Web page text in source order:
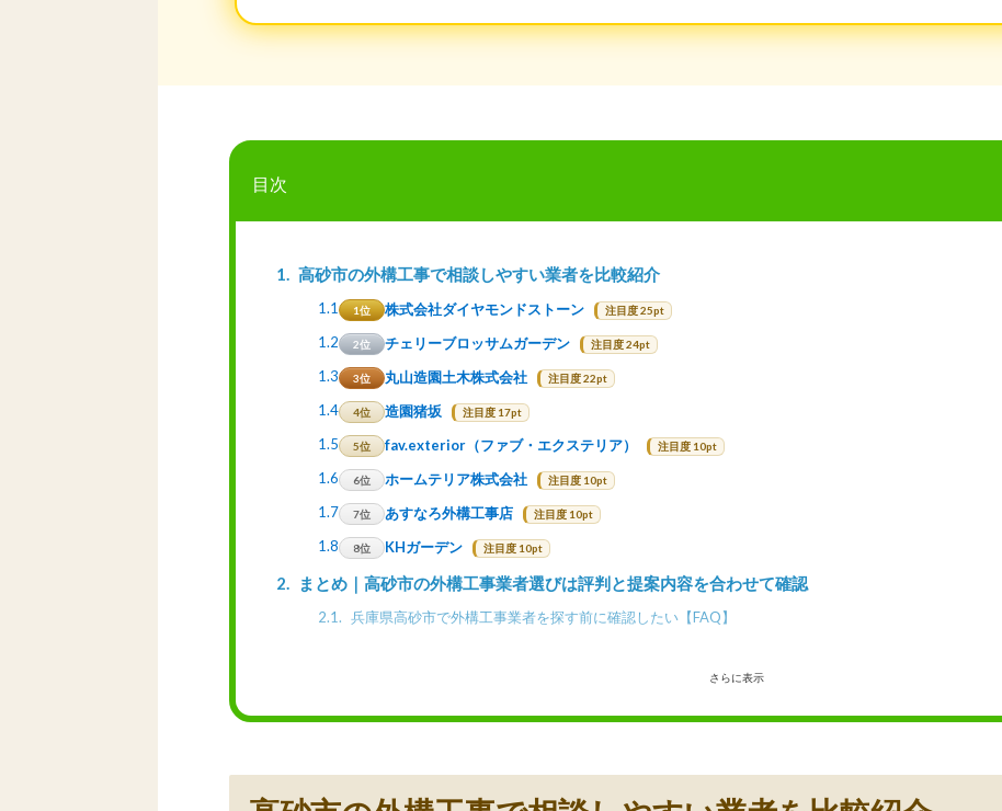
目次
1 高砂市の外構工事で相談しやすい業者を比較紹介
1.1 1位 株式会社ダイヤモンドストーン 注目度 25pt
1.2 2位 チェリーブロッサムガーデン 注目度 24pt
1.3 3位 丸山造園土木株式会社 注目度 22pt
1.4 4位 造園猪坂 注目度 17pt
1.5 5位 fav.exterior（ファブ・エクステリア） 注目度 10pt
1.6 6位 ホームテリア株式会社 注目度 10pt
1.7 7位 あすなろ外構工事店 注目度 10pt
1.8 8位 KHガーデン 注目度 10pt
2 まとめ｜高砂市の外構工事業者選びは評判と提案内容を合わせて確認
2.1 兵庫県高砂市で外構工事業者を探す前に確認したい【FAQ】
さらに表示